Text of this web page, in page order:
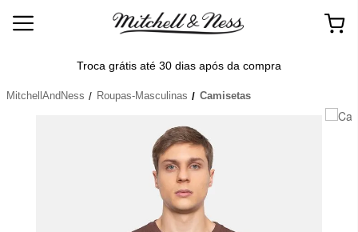
Troca grátis até 30 dias após da compra
MitchellAndNess Roupas-Masculinas Camisetas